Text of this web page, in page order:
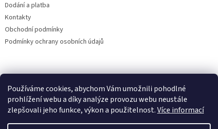
Používáme cookies, abychom Vám umožnili pohodlné
prohlížení webu a díky analýze provozu webu neustále
zlepšovali jeho funkce, výkon a použitelnost.Více informací
Dodání a platba
Kontakty
Obchodní podmínky
Podmínky ochrany osobních údajů